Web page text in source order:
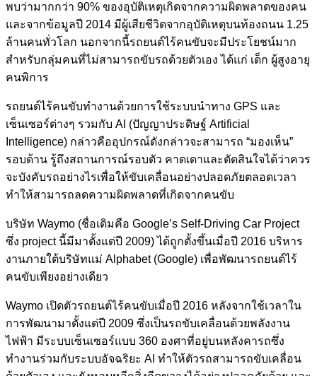
พบว่ามากกว่า 90% ของอุบัติเหตุเกิดจากความผิดพลาดของคน
และจากข้อมูลปี 2014 มีผู้เสียชีวิตจากอุบัติเหตุบนท้องถนน 1.25
ล้านคนทั่วโลก นอกจากนี้รถยนต์ไร้คนขับจะมีประโยชน์มาก
สำหรับกลุ่มคนที่ไม่สามารถขับรถด้วยตัวเอง ได้แก่ เด็ก ผู้สูงอายุ
คนพิการ
รถยนต์ไร้คนขับทำงานด้วยการใช้ระบบนำทาง GPS และ
เซ็นเซอร์ต่างๆ รวมกับ AI (ปัญญาประดิษฐ์ Artificial
Intelligence) กล่าวคืออุปกรณ์ดังกล่าวจะสามารถ “มองเห็น”
รอบด้าน รู้ถึงสถานการณ์รอบตัว คาดเดาและตัดสินใจได้ว่าควร
จะบังคับรถอย่างไรเพื่อให้ขับเคลื่อนอย่างปลอดภัยตลอดเวลา
ทำให้สามารถลดความผิดพลาดที่เกิดจากคนขับ
บริษัท Waymo (ชื่อเดิมคือ Google’s Self-Driving Car Project
ซึ่ง project นี้มีมาตั้งแต่ปี 2009) ได้ถูกตั้งขึ้นเมื่อปี 2016 บริหาร
งานภายใต้บริษัทแม่ Alphabet (Google) เพื่อพัฒนารถยนต์ไร้
คนขับเพียงอย่างเดียว
Waymo เปิดตัวรถยนต์ไร้คนขับเมื่อปี 2016 หลังจากใช้เวลาใน
การพัฒนามาตั้งแต่ปี 2009 ซึ่งเป็นรถขับเคลื่อนด้วยพลังงาน
ไฟฟ้า มีระบบเซ็นเซอร์แบบ 360 องศาที่อยู่บนหลังคารถซึ่ง
ทำงานร่วมกับระบบอัจฉริยะ AI ทำให้ตัวรถสามารถขับเคลื่อน